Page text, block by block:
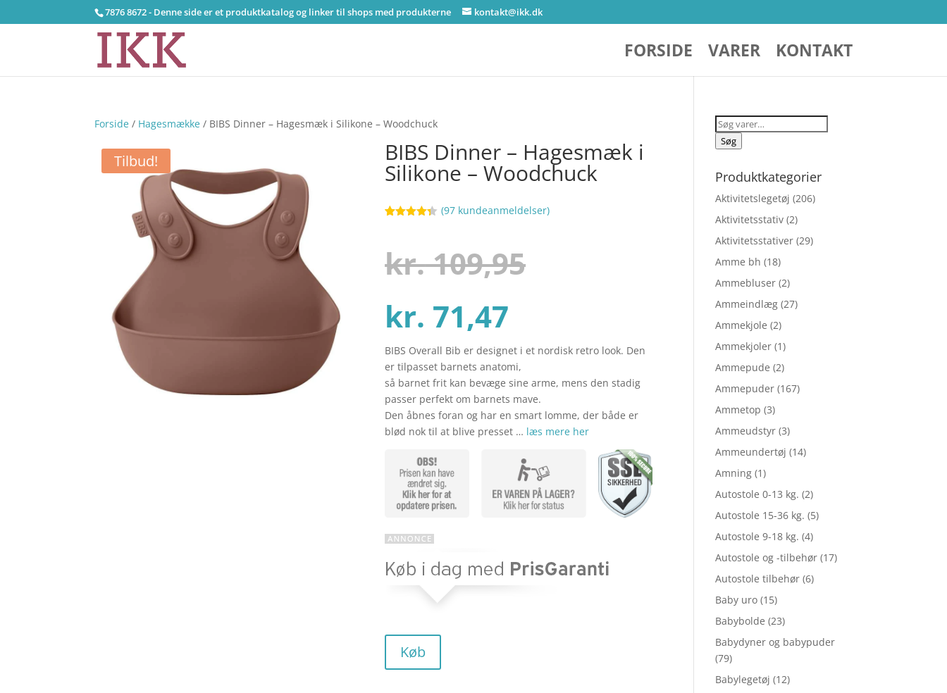
7876 8672 - Denne side er et produktkatalog og linker til shops med produkterne kontakt@ikk.dk
FORSIDE VARER KONTAKT
Forside / Hagesmække / BIBS Dinner – Hagesmæk i Silikone – Woodchuck
Tilbud! BIBS Dinner – Hagesmæk i
Silikone – Woodchuck
baseret
på
kundebedø
(97kundeanmeldelser)
kr.109,95
pris
var:
kr. 109,95.
kr. 71,47
aktuelle
pris
er:
kr. 71,47.
BIBS Overall Bib er designet i et nordisk retro look. Den
er tilpasset barnets anatomi,
så barnet frit kan bevæge sine arme, mens den stadig
passer perfekt om barnets mave.
Den åbnes foran og har en smart lomme, der både er
blød nok til at blive presset … læs mere her
Køb
Søg
efter:
Søg
Produktkategorier
Aktivitetslegetøj (206)
Aktivitetsstativ (2)
Aktivitetsstativer (29)
Amme bh (18)
Ammebluser (2)
Ammeindlæg (27)
Ammekjole (2)
Ammekjoler (1)
Ammepude (2)
Ammepuder (167)
Ammetop (3)
Ammeudstyr (3)
Ammeundertøj (14)
Amning (1)
Autostole 0-13 kg. (2)
Autostole 15-36 kg. (5)
Autostole 9-18 kg. (4)
Autostole og -tilbehør (17)
Autostole tilbehør (6)
Baby uro (15)
Babybolde (23)
Babydyner og babypuder
(79)
Babylegetøj (12)